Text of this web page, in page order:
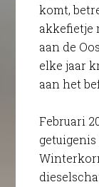
komt,
akkefietje
aan de
elke jaar
aan het
Februari